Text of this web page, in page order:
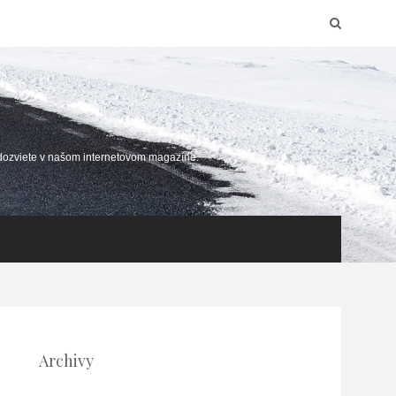
v našom internetovom magazíne.
Archivy